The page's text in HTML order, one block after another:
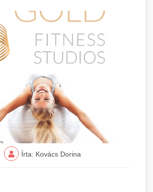
Írta: Kovács Dorina